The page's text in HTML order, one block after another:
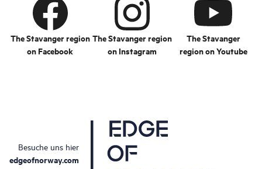
The Stavanger region
on Facebook
The Stavanger region
on Instagram
The Stavanger
region on Youtube
Besuche uns hier
edgeofnorway.com